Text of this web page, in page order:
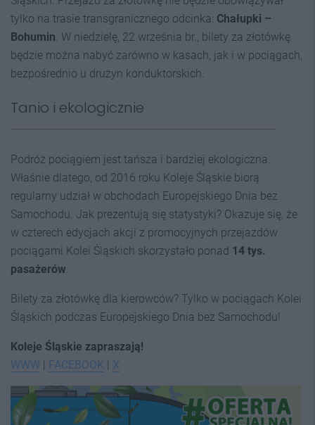
tylko na trasie transgranicznego odcinka: Chałupki –
Bohumin . W niedzielę, 22 września br., bilety za złotówkę
będzie można nabyć zarówno w kasach, jak i w pociągach,
bezpośrednio u drużyn konduktorskich.
Tanio i ekologicznie
Podróż pociągiem jest tańsza i bardziej ekologiczna.
Właśnie dlatego, od 2016 roku Koleje Śląskie biorą
regularny udział w obchodach Europejskiego Dnia bez
Samochodu. Jak prezentują się statystyki? Okazuje się, że
w czterech edycjach akcji z promocyjnych przejazdów
pociągami Kolei Śląskich skorzystało ponad 14 tys.
pasażerów
Bilety za złotówkę dla kierowców? Tylko w pociągach Kolei
Śląskich podczas Europejskiego Dnia bez Samochodu!
Koleje Śląskie zapraszają!
WWW | FACEBOOK | X